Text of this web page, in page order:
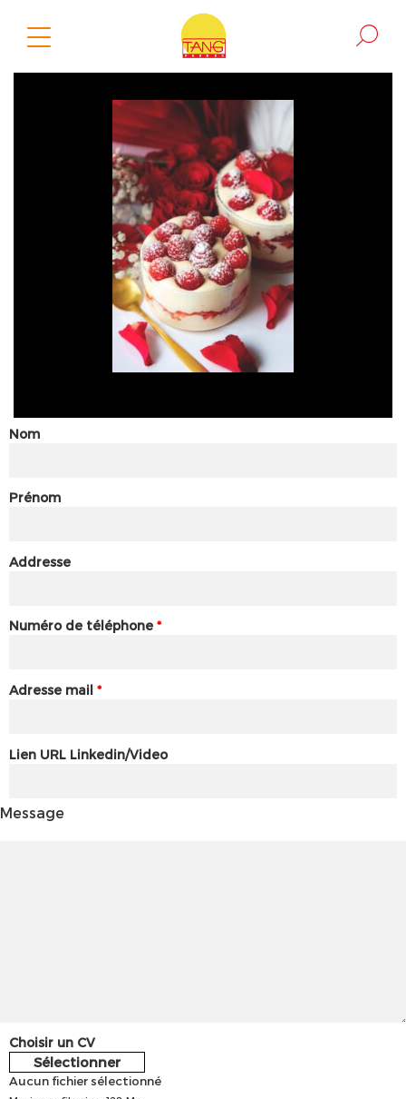
Nom
Prénom
Addresse
Numéro de téléphone *
Adresse mail *
Lien URL Linkedin/Video
Message
Choisir un CV
Sélectionner
Aucun fichier sélectionné